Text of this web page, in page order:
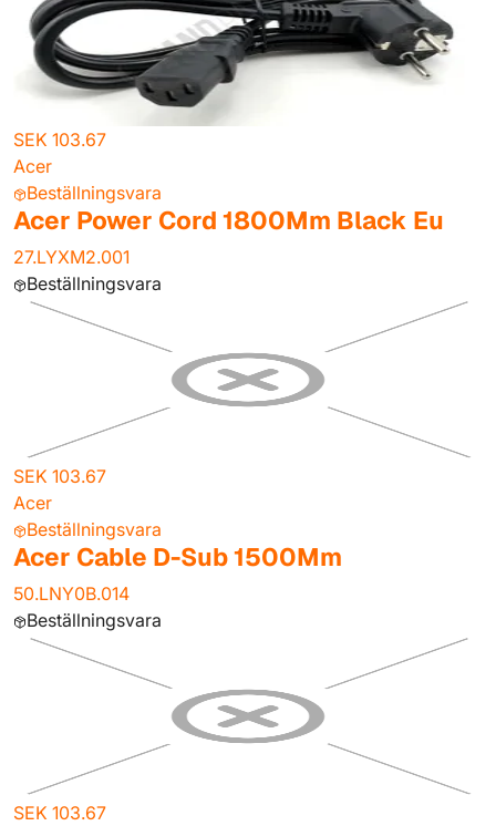
SEK 103.67
Acer
Beställningsvara
Acer Power Cord 1800Mm Black Eu
27.LYXM2.001
Beställningsvara
SEK 103.67
Acer
Beställningsvara
Acer Cable D-Sub 1500Mm
50.LNY0B.014
Beställningsvara
SEK 103.67